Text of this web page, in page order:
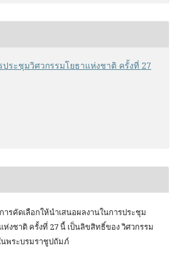
ประชุมวิศวกรรมโยธาแห่งชาติ ครั้งที่ 27
รคัดเลือกให้นำเสนอผลงานในการประชุม
ห่งชาติ ครั้งที่ 27 นี้ เป็นลิขสิทธิ์ของวิศวกรรม
นพระบรมราชูปถัมภ์